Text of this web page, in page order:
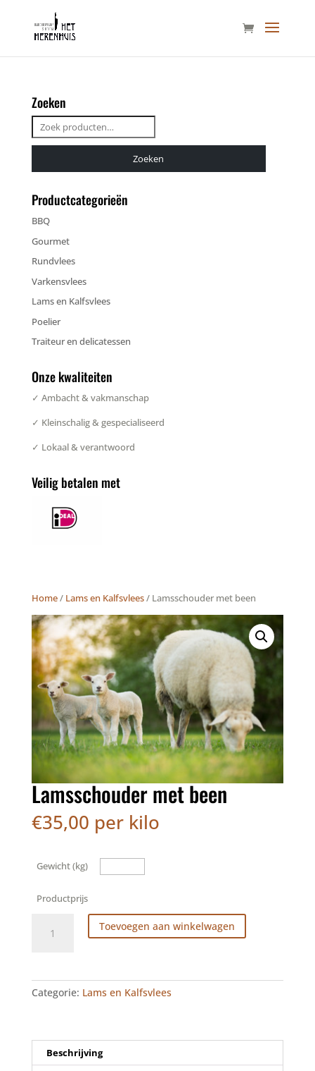
Home/ Lams en Kalfsvlees/ Lamsschouder met been
Lamsschouder met been
€35,00 per kilo
Gewicht (kg)
Productprijs
Toevoegen aan winkelwagen
Categorie: Lams en Kalfsvlees
Beschrijving
Zoeken
Zoeken
naar:
Zoeken
Productcategorieën
BBQ
Gourmet
Rundvlees
Varkensvlees
Lams en Kalfsvlees
Poelier
Traiteur en delicatessen
Onze kwaliteiten
✓ Ambacht & vakmanschap
✓ Kleinschalig & gespecialiseerd
✓ Lokaal & verantwoord
Veilig betalen met